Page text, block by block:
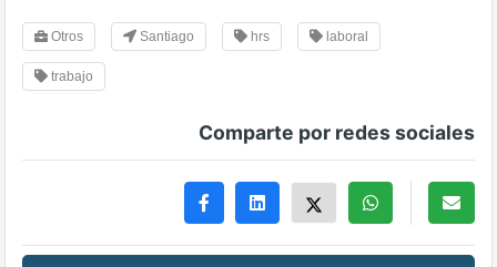
Otros Santiago hrs laboral
trabajo
Comparte por redes sociales